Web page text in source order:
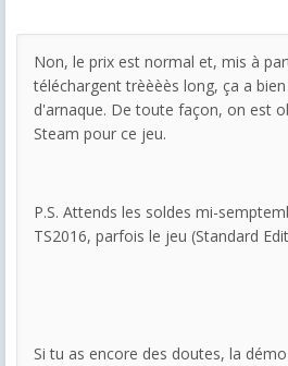
Non, le prix est normal et, mis à
téléchargent trèèèès long, ça a
d'arnaque. De toute façon, on est
Steam pour ce jeu.
P.S. Attends les soldes mi-
TS2016, parfois le jeu (Standard
Si tu as encore des doutes, la